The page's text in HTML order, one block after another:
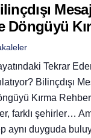
Döngüyü
Tekrar
Bilinçdışı
Kırma
farklı şehirler…
aynı duyguda